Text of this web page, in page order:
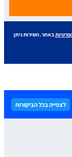
באתר. השירות ניתן
לצפייה בכל הביקורות